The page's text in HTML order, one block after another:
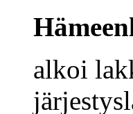
alkoi